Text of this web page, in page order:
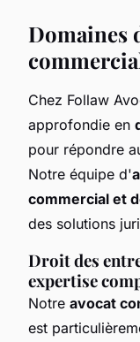
Domaines
Chez Follaw
approfondie en
pour répondre
Notre équipe d'
commercial et
des solutions
Droit des
expertise
Notre avocat
est